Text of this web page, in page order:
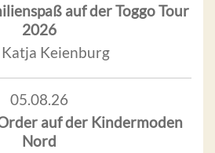
auf der Toggo Tour
2026
Keienburg
05.08.26
auf der Kindermoden
Nord